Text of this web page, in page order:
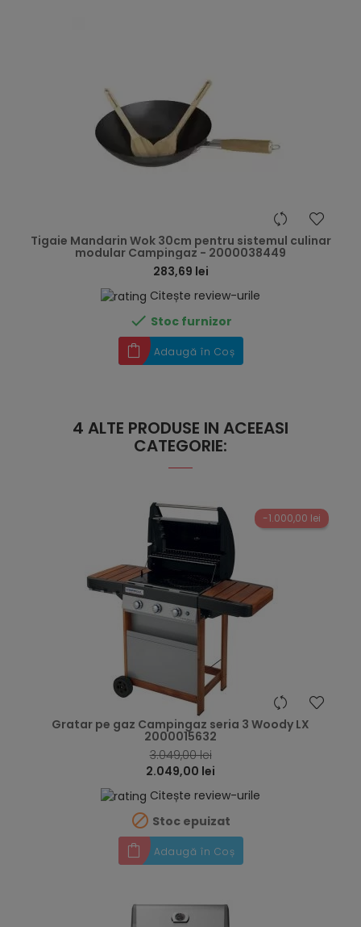
Tigaie Mandarin Wok 30cm pentru sistemul culinar
modular Campingaz - 2000038449
283,69 lei
Citește review-urile
 Stoc furnizor
Adaugă în Coș
4 ALTE PRODUSE IN ACEEASI
CATEGORIE:
-1.000,00 lei
Gratar pe gaz Campingaz seria 3 Woody LX
2000015632
3.049,00 lei
2.049,00 lei
Citește review-urile
 Stoc epuizat
Adaugă în Coș